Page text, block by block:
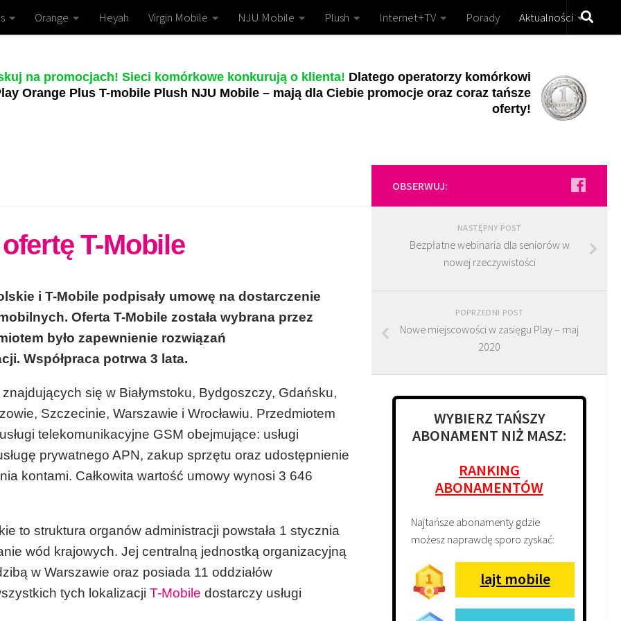
Orange Heyah Virgin Mobile NJU Mobile Plush Internet+TV Porady Aktualności
na promocjach! Sieci komórkowe konkurują o klienta! Dlatego operatorzy komórkowi
Orange Plus T-mobile Plush NJU Mobile – mają dla Ciebie promocje oraz coraz tańsze
oferty!
T-Mobile
i T-Mobile podpisały umowę na dostarczenie
Oferta T-Mobile została wybrana przez
było zapewnienie rozwiązań
Współpraca potrwa 3 lata.
się w Białymstoku, Bydgoszczy, Gdańsku,
Szczecinie, Warszawie i Wrocławiu. Przedmiotem
telekomunikacyjne GSM obejmujące: usługi
prywatnego APN, zakup sprzętu oraz udostępnienie
kontami. Całkowita wartość umowy wynosi 3 646
to struktura organów administracji powstała 1 stycznia
wód krajowych. Jej centralną jednostką organizacyjną
w Warszawie oraz posiada 11 oddziałów
tych lokalizacji T-Mobile dostarczy usługi
OBSERWUJ:
NASTĘPNY POST
Bezpłatne webinaria dla seniorów w
nowej rzeczywistości
POPRZEDNI POST
Nowe miejscowości w zasięgu Play – maj
2020
WYBIERZ TAŃSZY
ABONAMENT NIŻ MASZ:
RANKING
ABONAMENTÓW
Najtańsze abonamenty gdzie
możesz naprawdę sporo zyskać:
lajt mobile